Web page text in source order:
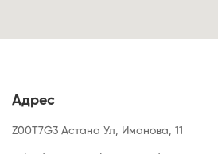
Адрес
Z00T7G3 Астана Ул, Иманова, 11